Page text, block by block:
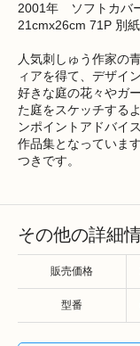
2001年 ソフトカバ
21cmx26cm 71P 別
人気刺しゅう作家の
ィアを得て、デザイ
好きな庭の花々やガ
た庭をスケッチする
ンポイントアドバイ
作品集となっていま
つきです。
その他の詳細
販売価格
型番